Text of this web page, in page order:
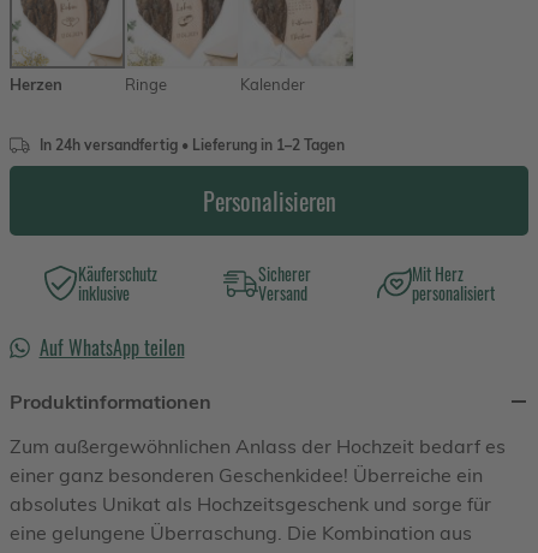
Herzen Ringe Kalender
In 24h versandfertig • Lieferung in 1–2 Tagen
Personalisieren
Käuferschutz
inklusive
Sicherer
Versand
Mit Herz
personalisiert
Auf WhatsApp teilen
Produktinformationen
Zum außergewöhnlichen Anlass der Hochzeit bedarf es
einer ganz besonderen Geschenkidee! Überreiche ein
absolutes Unikat als Hochzeitsgeschenk und sorge für
eine gelungene Überraschung. Die Kombination aus